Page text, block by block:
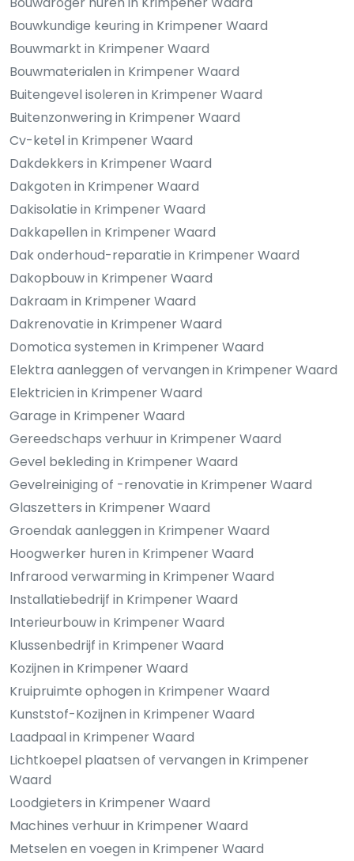
Bouwkundige keuring in Krimpener Waard
Bouwmarkt in Krimpener Waard
Bouwmaterialen in Krimpener Waard
Buitengevel isoleren in Krimpener Waard
Buitenzonwering in Krimpener Waard
Cv-ketel in Krimpener Waard
Dakdekkers in Krimpener Waard
Dakgoten in Krimpener Waard
Dakisolatie in Krimpener Waard
Dakkapellen in Krimpener Waard
Dak onderhoud-reparatie in Krimpener Waard
Dakopbouw in Krimpener Waard
Dakraam in Krimpener Waard
Dakrenovatie in Krimpener Waard
Domotica systemen in Krimpener Waard
Elektra aanleggen of vervangen in Krimpener Waard
Elektricien in Krimpener Waard
Garage in Krimpener Waard
Gereedschaps verhuur in Krimpener Waard
Gevel bekleding in Krimpener Waard
Gevelreiniging of -renovatie in Krimpener Waard
Glaszetters in Krimpener Waard
Groendak aanleggen in Krimpener Waard
Hoogwerker huren in Krimpener Waard
Infrarood verwarming in Krimpener Waard
Installatiebedrijf in Krimpener Waard
Interieurbouw in Krimpener Waard
Klussenbedrijf in Krimpener Waard
Kozijnen in Krimpener Waard
Kruipruimte ophogen in Krimpener Waard
Kunststof-Kozijnen in Krimpener Waard
Laadpaal in Krimpener Waard
Lichtkoepel plaatsen of vervangen in Krimpener
Waard
Loodgieters in Krimpener Waard
Machines verhuur in Krimpener Waard
Metselen en voegen in Krimpener Waard